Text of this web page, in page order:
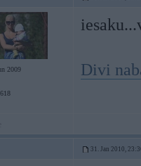
2009
Divi
31. Jan 2010,